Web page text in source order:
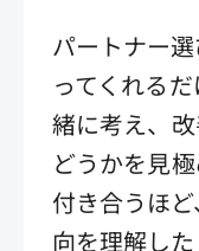
パートナー
ってくれる
緒に考え、
どうかを見
付き合うほ
向を理解し